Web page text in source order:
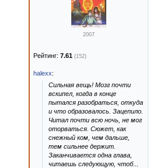
2007
Рейтинг: 7.61 (152)
halexx:
Сильная вещь! Мозг почти
вскипел, когда в конце
пытался разобраться, откуда
и что образовалось. Зацепило.
Читал почти всю ночь, не мог
оторваться. Сюжет, как
снежный ком, чем дальше,
тем сильнее держит.
Заканчивается одна глава,
читаешь следующую, чтоб...